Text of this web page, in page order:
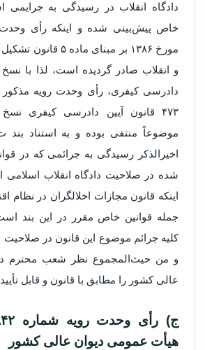
دادگاه انقلاب در رسیدگی به جرایمی
مورخ ۱۳۸۶ بر مبنای
دادرسی کیفری، رأی وحدت رویه مذکور
۴۷۳ قانون آیین دادرسی کیفری
اخیرالذکر رسیدگی به جرائمی که در
شده در صلاحیت دادگاه انقلاب اسلامی
اینکه قانون مجازات اخلالگران در نظام
جمله قوانین خاص مقرر در این بند
کلیه جرائم موضوع این قانون در صلاحیت
و من حیث‌المجموع نظر شعب محترم
عالی کشور را مطابق با قانون و قابل
هیأت‌ عمومی دیوان ‌عالی ‌کشور